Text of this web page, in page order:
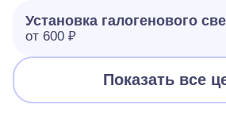
Установка галогенового
от 600 ₽
Показать все